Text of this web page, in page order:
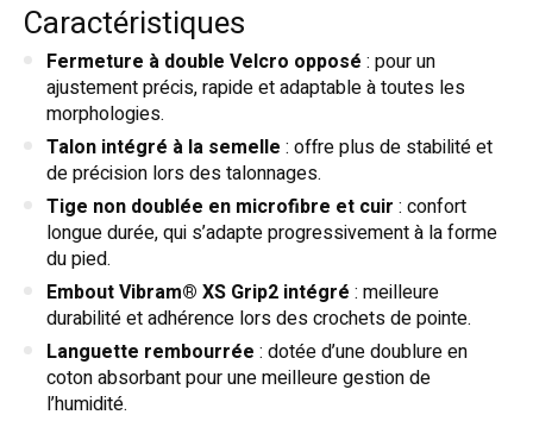
Caractéristiques
Fermeture à double Velcro opposé : pour un
ajustement précis, rapide et adaptable à toutes les
morphologies.
Talon intégré à la semelle : offre plus de stabilité et
de précision lors des talonnages.
Tige non doublée en microfibre et cuir : confort
longue durée, qui s’adapte progressivement à la forme
du pied.
Embout Vibram® XS Grip2 intégré : meilleure
durabilité et adhérence lors des crochets de pointe.
Languette rembourrée : dotée d’une doublure en
coton absorbant pour une meilleure gestion de
l’humidité.